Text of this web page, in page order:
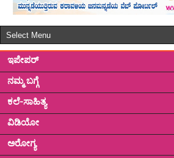
ಇಪೇಪರ್
ನಮ್ಮ ಬಗ್ಗೆ
ಕಲೆ-ಸಾಹಿತ್ಯ
ವಿಡಿಯೋ
ಅರೋಗ್ಯ